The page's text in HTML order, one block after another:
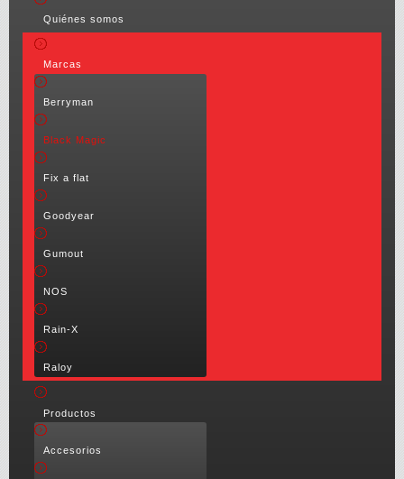
Quiénes somos
Marcas
Berryman
Black Magic
Fix a flat
Goodyear
Gumout
NOS
Rain-X
Raloy
Productos
Accesorios